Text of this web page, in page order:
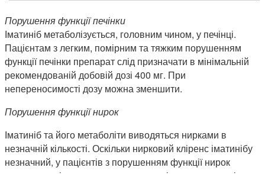
Порушення функції печінки
Іматиніб метаболізується, головним чином, у печінці.
Пацієнтам з легким, помірним та тяжким порушенням
функції печінки препарат слід призначати в мінімальній
рекомендованій добовій дозі 400 мг. При
непереносимості дозу можна зменшити.
Порушення функції нирок
Іматиніб та його метаболіти виводяться нирками в
незначній кількості. Оскільки нирковий кліренс іматинібу
незначний, у пацієнтів з порушенням функції нирок